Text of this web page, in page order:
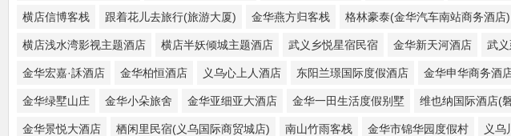
横店信博客栈 跟着花儿去旅行(旅游大厦) 金华燕方归客栈 格林豪泰(金华汽车南站商务酒店)
横店浅水湾影视主题酒店 横店半妖倾城主题酒店 武义乡悦星宿民宿 金华新天河酒店 武
金华宏嘉·訸酒店 金华柏恒酒店 义乌心上人酒店 东阳兰璟国际度假酒店 金华申华商务酒
金华绿墅山庄 金华小朵旅舍 金华亚细亚大酒店 金华一田生活度假别墅 维也纳国际酒店(
金华景悦大酒店 栖闲里民宿(义乌国际商贸城店) 南山竹雨客栈 金华市锦华园度假村 义乌